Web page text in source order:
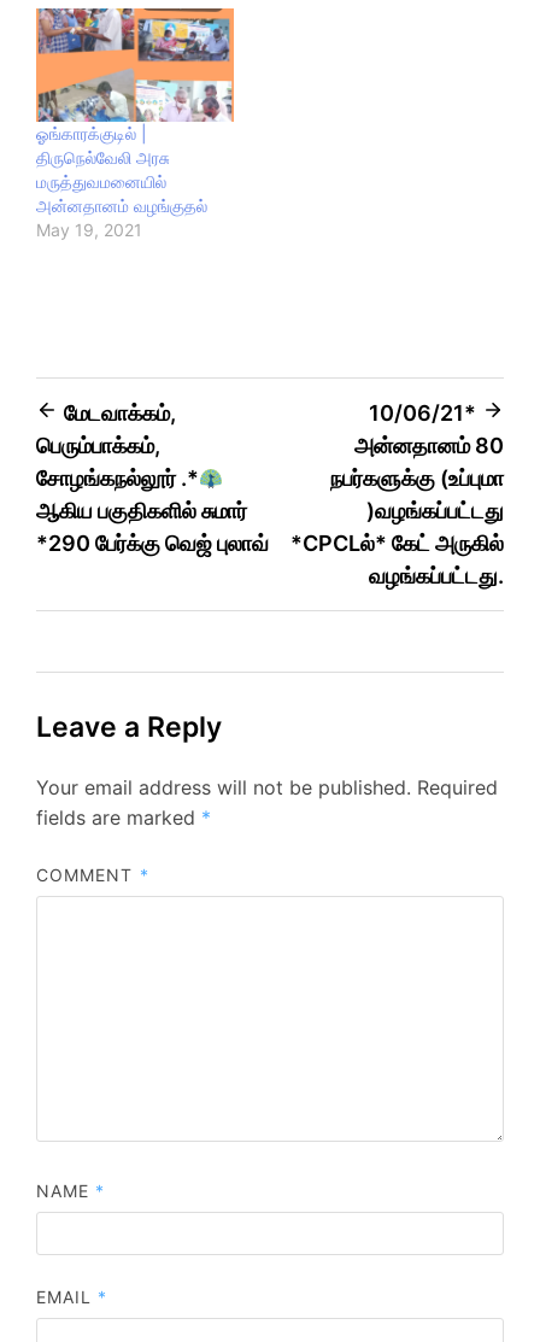
ஓங்காரக்குடில் |
திருநெல்வேலி அரசு
மருத்துவமனையில்
அன்னதானம் வழங்குதல்
May 19, 2021
மேடவாக்கம்,
பெரும்பாக்கம்,
சோழங்கநல்லூர் .*
ஆகிய பகுதிகளில் சுமார்
*290 பேர்க்கு வெஜ் புலாவ்
10/06/21*
அன்னதானம் 80
நபர்களுக்கு (உப்புமா
)வழங்கப்பட்டது
*CPCLல்* கேட் அருகில்
வழங்கப்பட்டது.
Leave a Reply
Your email address will not be published. Required
fields are marked *
COMMENT *
NAME *
EMAIL *